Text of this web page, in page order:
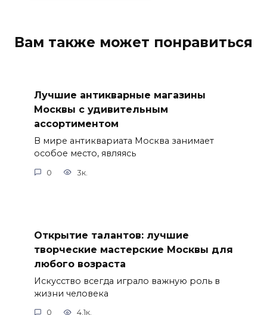
Вам также может понравиться
Лучшие антикварные магазины
Москвы с удивительным
ассортиментом
В мире антиквариата Москва занимает
особое место, являясь
0 3к.
Открытие талантов: лучшие
творческие мастерские Москвы для
любого возраста
Искусство всегда играло важную роль в
жизни человека
0 4.1к.